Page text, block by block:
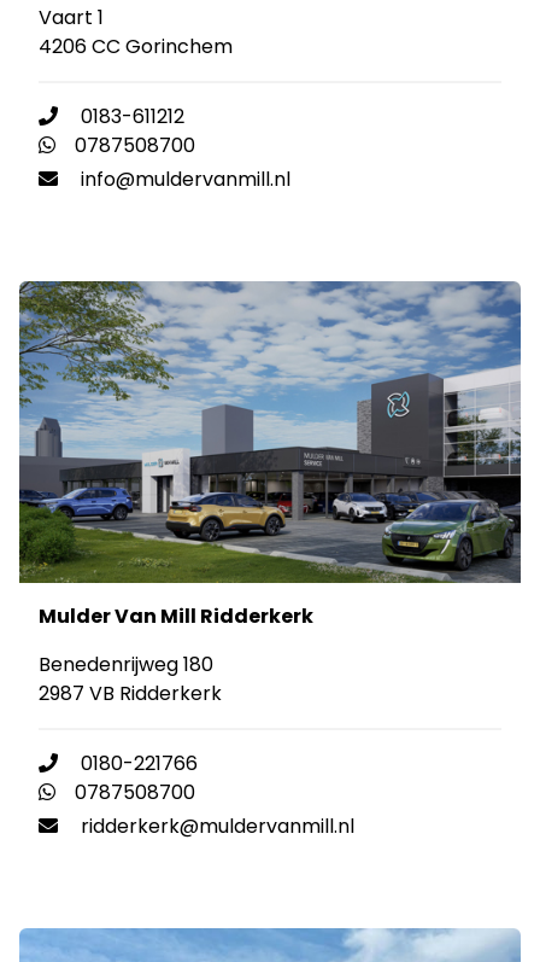
Vaart 1
4206 CC Gorinchem
0183-611212
0787508700
info@muldervanmill.nl
Mulder Van Mill Ridderkerk
Benedenrijweg 180
2987 VB Ridderkerk
0180-221766
0787508700
ridderkerk@muldervanmill.nl